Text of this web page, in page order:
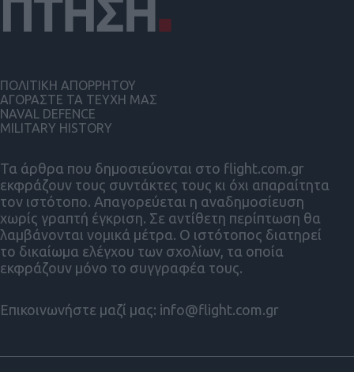
Τα άρθρα που δημοσιεύονται στο flight.com.gr
εκφράζουν τους συντάκτες τους κι όχι απαραίτητα
τον ιστότοπο. Απαγορεύεται η αναδημοσίευση
χωρίς γραπτή έγκριση. Σε αντίθετη περίπτωση θα
λαμβάνονται νομικά μέτρα. Ο ιστότοπος διατηρεί
το δικαίωμα ελέγχου των σχολίων, τα οποία
εκφράζουν μόνο το συγγραφέα τους.
Επικοινωνήστε μαζί μας: info@flight.com.gr
ΠΟΛΙΤΙΚΗ ΑΠΟΡΡΗΤΟΥ
ΑΓΟΡΑΣΤΕ ΤΑ ΤΕΥΧΗ ΜΑΣ
NAVAL DEFENCE
MILITARY HISTORY